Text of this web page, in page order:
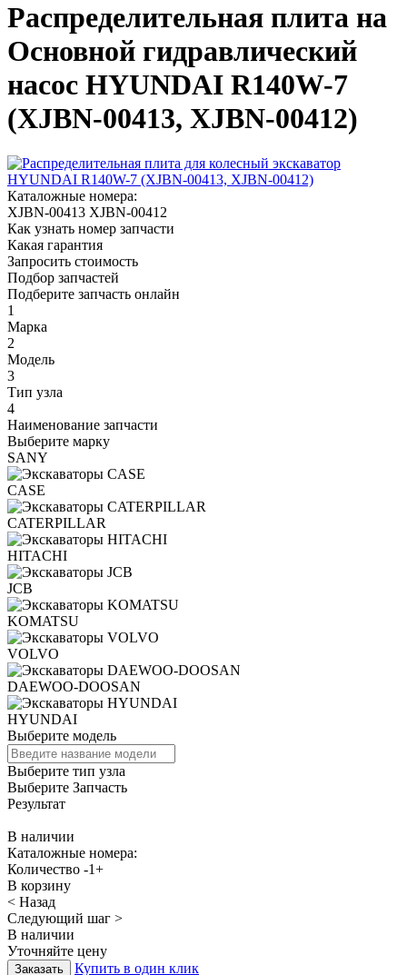
Распределительная плита на
Основной гидравлический
насос HYUNDAI R140W-7
(XJBN-00413, XJBN-00412)
Каталожные номера:
XJBN-00413 XJBN-00412
Как узнать номер запчасти
Какая гарантия
Запросить стоимость
Подбор запчастей
Подберите запчасть онлайн
1
Марка
2
Модель
3
Тип узла
4
Наименование запчасти
Выберите марку
SANY
CASE
CATERPILLAR
HITACHI
JCB
KOMATSU
VOLVO
DAEWOO-DOOSAN
HYUNDAI
Выберите модель
Выберите тип узла
Выберите Запчасть
Результат
В наличии
Каталожные номера:
Количество -1+
В корзину
< Назад
Следующий шаг >
В наличии
Уточняйте цену
Купить в один клик